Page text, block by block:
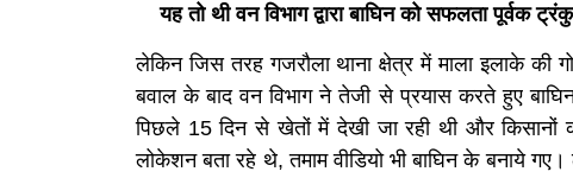
यह तो थी वन विभाग द्वारा बाघिन को सफलता पूर्वक
लेकिन जिस तरह गजरौला थाना क्षेत्र में माला इलाके
बवाल के बाद वन विभाग ने तेजी से प्रयास करते हुए
पिछले 15 दिन से खेतों में देखी जा रही थी और किसानों
लोकेशन बता रहे थे, तमाम वीडियो भी बाघिन के बनाये